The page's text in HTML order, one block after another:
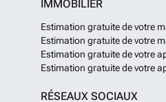
IMMOBILIER
Estimation gratuite de votre
Estimation gratuite de votre
Estimation gratuite de votre
Estimation gratuite de votre
RÉSEAUX SOCIAUX